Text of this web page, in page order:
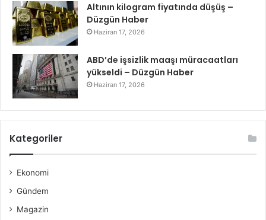
Altının kilogram fiyatında düşüş –
Düzgün Haber
Haziran 17, 2026
ABD’de işsizlik maaşı müracaatları
yükseldi – Düzgün Haber
Haziran 17, 2026
Kategoriler
Ekonomi
Gündem
Magazin